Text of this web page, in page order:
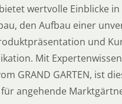
wertvolle Einblicke in
den Aufbau einer
und
Mit
GRAND GARTEN, ist
angehende